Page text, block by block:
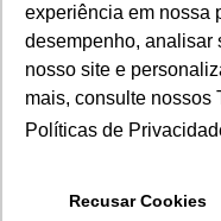
experiência em nossa
desempenho, analisar
nosso site e
mais, consulte nossos
Políticas de
Recusar Cookies